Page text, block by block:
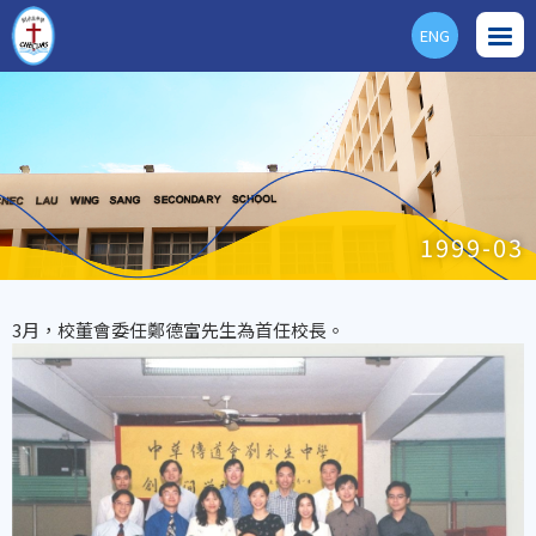
ENG
1999-03
3月，校董會委任鄭德富先生為首任校長。